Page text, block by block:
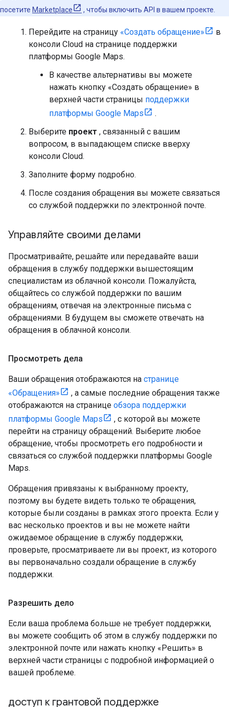
посетите Marketplace , чтобы включить API в вашем проекте.
Перейдите на страницу «Создать обращение»
в
консоли Cloud на странице поддержки
платформы Google Maps.
В качестве альтернативы вы можете
нажать кнопку «Создать обращение» в
верхней части страницы поддержки
платформы Google Maps
.
Выберите проект , связанный с вашим
вопросом, в выпадающем списке вверху
консоли Cloud.
Заполните форму подробно.
После создания обращения вы можете связаться
со службой поддержки по электронной почте.
Управляйте своими делами
Просматривайте, решайте или передавайте ваши
обращения в службу поддержки вышестоящим
специалистам из облачной консоли. Пожалуйста,
общайтесь со службой поддержки по вашим
обращениям, отвечая на электронные письма с
обращениями. В будущем вы сможете отвечать на
обращения в облачной консоли.
Просмотреть дела
Ваши обращения отображаются на странице
«Обращения»
, а самые последние обращения также
отображаются на странице обзора поддержки
платформы Google Maps
, с которой вы можете
перейти на страницу обращений. Выберите любое
обращение, чтобы просмотреть его подробности и
связаться со службой поддержки платформы Google
Maps.
Обращения привязаны к выбранному проекту,
поэтому вы будете видеть только те обращения,
которые были созданы в рамках этого проекта. Если у
вас несколько проектов и вы не можете найти
ожидаемое обращение в службу поддержки,
проверьте, просматриваете ли вы проект, из которого
вы первоначально создали обращение в службу
поддержки.
Разрешить дело
Если ваша проблема больше не требует поддержки,
вы можете сообщить об этом в службу поддержки по
электронной почте или нажать кнопку «Решить» в
верхней части страницы с подробной информацией о
вашей проблеме.
доступ к грантовой поддержке